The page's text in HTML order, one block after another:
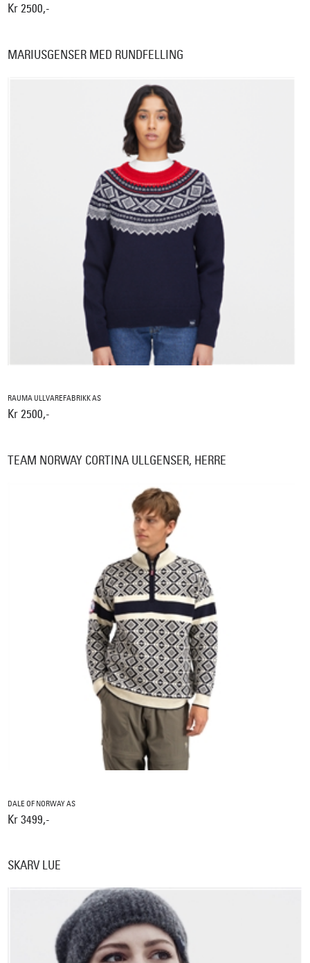
Kr 2500,-
MARIUSGENSER MED RUNDFELLING
RAUMA ULLVAREFABRIKK AS
Kr 2500,-
TEAM NORWAY CORTINA ULLGENSER, HERRE
DALE OF NORWAY AS
Kr 3499,-
SKARV LUE